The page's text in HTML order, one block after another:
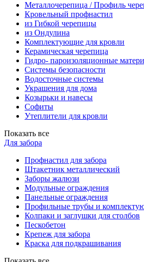
Металлочерепица / Профиль
Кровельный профнастил
из Гибкой черепицы
из Ондулина
Комплектующие для кровли
Керамическая черепица
Гидро- пароизоляционные
Системы безопасности
Водосточные системы
Украшения для дома
Козырьки и навесы
Софиты
Утеплители для кровли
Показать все
Для забора
Профнастил для забора
Штакетник металлический
Заборы жалюзи
Модульные ограждения
Панельные ограждения
Профильные трубы и
Колпаки и заглушки для столбов
Пескобетон
Крепеж для забора
Краска для подкрашивания